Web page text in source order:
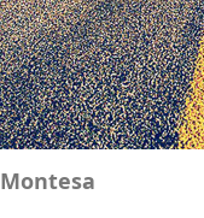
Montesa